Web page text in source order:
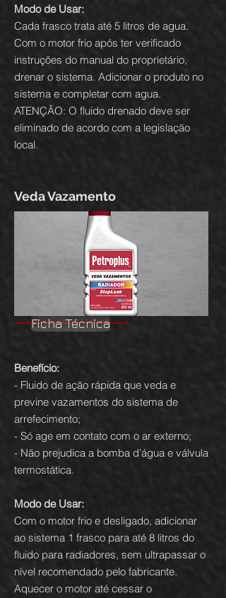
Modo de Usar:
Cada frasco trata até 5 litros de agua.
Com o motor frio após ter verificado
instruções do manual do proprietário,
drenar o sistema. Adicionar o produto no
sistema e completar com agua.
ATENÇÃO: O fluido drenado deve ser
eliminado de acordo com a legislação
local.
Veda Vazamento
Ficha Técnica
Benefício:
- Fluido de ação rápida que veda e
previne vazamentos do sistema de
arrefecimento;
- Só age em contato com o ar externo;
- Não prejudica a bomba d’água e válvula
termostática.
Modo de Usar:
Com o motor frio e desligado, adicionar
ao sistema 1 frasco para até 8 litros do
fluido para radiadores, sem ultrapassar o
nível recomendado pelo fabricante.
Aquecer o motor até cessar o